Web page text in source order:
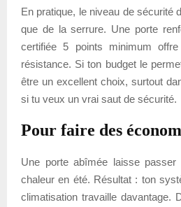
En pratique, le niveau de sécurité
que de la serrure. Une porte
certifiée 5 points minimum
résistance. Si ton budget le
être un excellent choix, surtout
si tu veux un vrai saut de sécurité.
Pour faire des
Une porte abîmée laisse
chaleur en été. Résultat : ton
climatisation travaille davantage.